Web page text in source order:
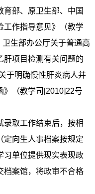
育部、原卫生部、中国
工作指导意见》（教学
卫生部办公厅关于普通高
肝项目检测有关问题的
于明确慢性肝炎病人并
》（教学司[2010]22号
录取工作结束后，按相
定向生人事档案按规定
习单位提供现实表现政
档案馆，将政审不合格